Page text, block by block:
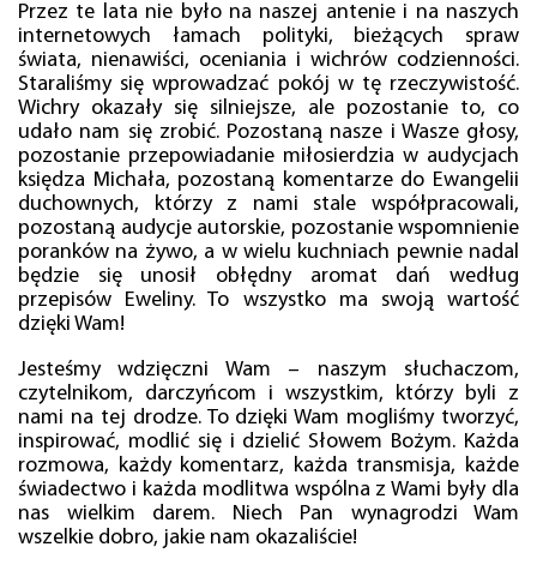
Przez te lata nie było na naszej antenie i na naszych
internetowych łamach polityki, bieżących spraw
świata, nienawiści, oceniania i wichrów codzienności.
Staraliśmy się wprowadzać pokój w tę rzeczywistość.
Wichry okazały się silniejsze, ale pozostanie to, co
udało nam się zrobić. Pozostaną nasze i Wasze głosy,
pozostanie przepowiadanie miłosierdzia w audycjach
księdza Michała, pozostaną komentarze do Ewangelii
duchownych, którzy z nami stale współpracowali,
pozostaną audycje autorskie, pozostanie wspomnienie
poranków na żywo, a w wielu kuchniach pewnie nadal
będzie się unosił obłędny aromat dań według
przepisów Eweliny. To wszystko ma swoją wartość
dzięki Wam!
Jesteśmy wdzięczni Wam – naszym słuchaczom,
czytelnikom, darczyńcom i wszystkim, którzy byli z
nami na tej drodze. To dzięki Wam mogliśmy tworzyć,
inspirować, modlić się i dzielić Słowem Bożym. Każda
rozmowa, każdy komentarz, każda transmisja, każde
świadectwo i każda modlitwa wspólna z Wami były dla
nas wielkim darem. Niech Pan wynagrodzi Wam
wszelkie dobro, jakie nam okazaliście!